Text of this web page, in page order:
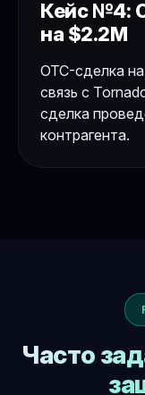
Кейс №4:
на $2.2M
OTC-сделка
связь с
сделка
контрагента.
Часто